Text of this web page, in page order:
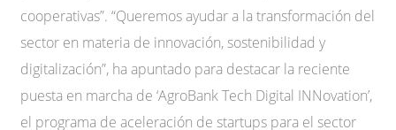
cooperativas”. “Queremos ayudar a la transformación del
sector en materia de innovación, sostenibilidad y
digitalización”, ha apuntado para destacar la reciente
puesta en marcha de ‘AgroBank Tech Digital INNovation’,
el programa de aceleración de startups para el sector